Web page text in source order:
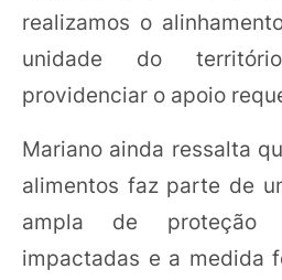
realizamos o
unidade do
providenciar o apoio
Mariano ainda ressalta
alimentos faz parte de
ampla de proteção
impactadas e a medida